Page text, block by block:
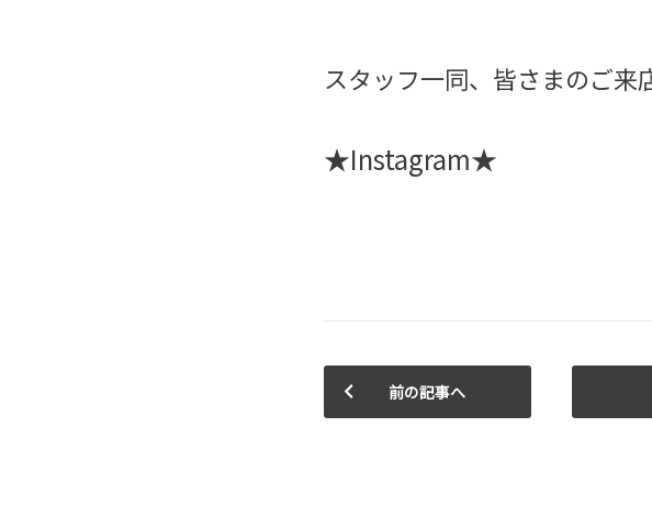
スタッフ一同、皆さまのご来
★Instagram★
前の記事へ